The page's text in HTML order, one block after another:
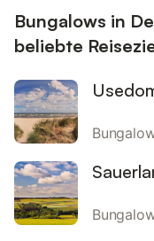
Bungalows in
beliebte